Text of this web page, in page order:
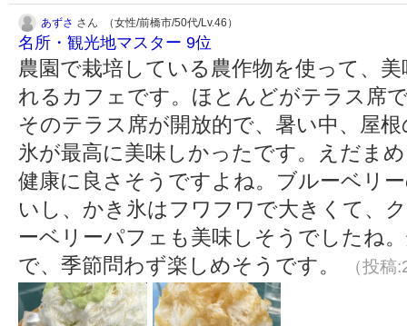
あずさ さん （女性/前橋市/50代/Lv.46）
名所・観光地マスター 9位
農園で栽培している農作物を使って、
れるカフェです。ほとんどがテラス席
そのテラス席が開放的で、暑い中、屋
氷が最高に美味しかったです。えだま
健康に良さそうですよね。ブルーベリ
いし、かき氷はフワフワで大きくて、
ーベリーパフェも美味しそうでしたね
で、季節問わず楽しめそうです。
（投